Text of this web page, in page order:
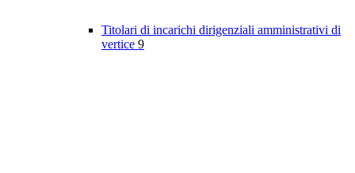
Titolari di incarichi dirigenziali amministrativi di
vertice 9